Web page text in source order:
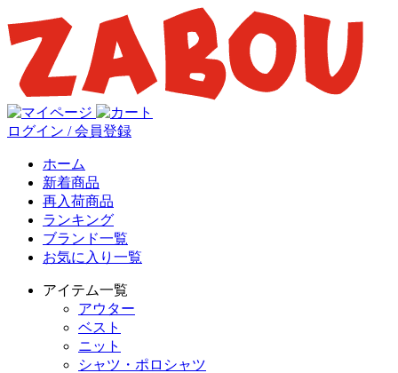
ログイン / 会員登録
ホーム
新着商品
再入荷商品
ランキング
ブランド一覧
お気に入り一覧
アイテム一覧
アウター
ベスト
ニット
シャツ・ポロシャツ